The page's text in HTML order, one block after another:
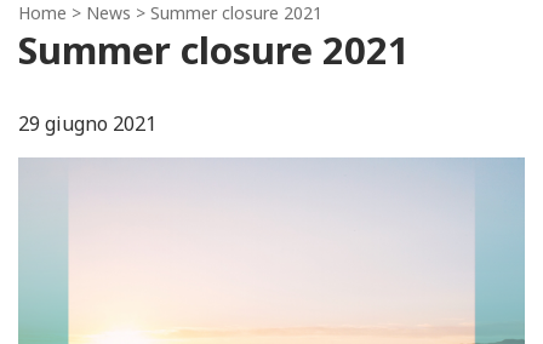
Home > News > Summer closure 2021
Summer closure 2021
29 giugno 2021